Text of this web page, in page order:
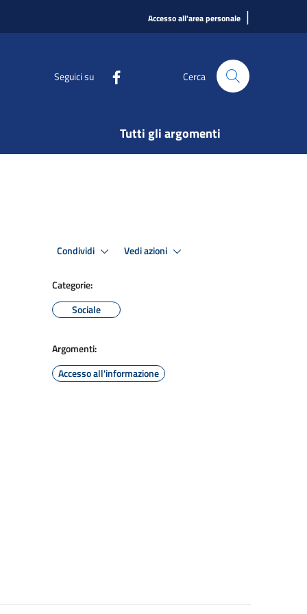
Accesso all'area personale |
Seguici su Cerca
Tutti gli argomenti
Condividi Vedi azioni
Categorie:
Sociale
Argomenti:
Accesso all'informazione